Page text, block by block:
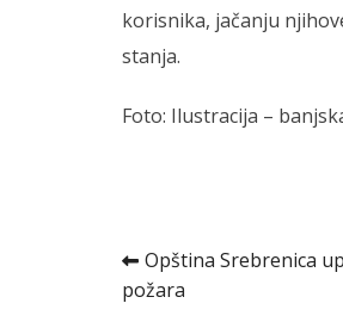
korisnika, jačanju
stanja.
Foto: Ilustracija –
Kretanje
Opština Srebrenica
požara